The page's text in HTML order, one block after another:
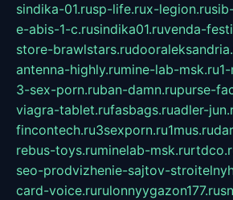
sindika-01.rusp-life.rux-legion.ru
e-abis-1-c.rusindika01.ruvenda-
store-brawlstars.ru
antenna-highly.rumine-lab-msk.ru
3-sex-porn.ruban-damn.rupurse-
viagra-tablet.rufasbags.ruadler-
fincontech.ru3sexporn.ru1mus.ru
rebus-toys.ruminelab-msk.ru
seo-prodvizhenie-sajtov-
card-voice.rurulonnyygazon177.ru